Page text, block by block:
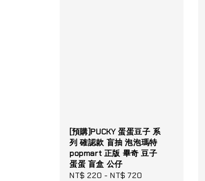
[預購]PUCKY 蛋蛋豆子 系
列 確認款 盲抽 泡泡瑪特
popmart 正版 畢奇 豆子
蛋蛋 盲盒 公仔
Sale
NT$ 220 -NT$ 720